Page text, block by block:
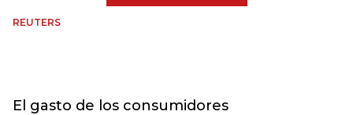
REUTERS
El gasto de los consumidores